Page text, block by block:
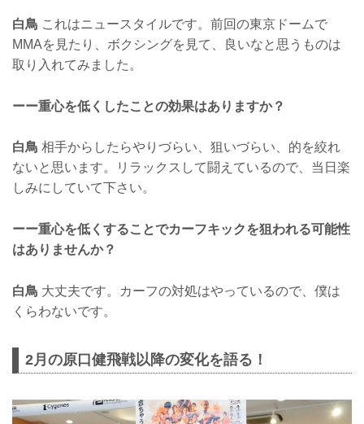
白鳥 これはニュースタイルです。前回の東京ドームで
MMAを見たり、ボクシングを見て、良いなと思うものは
取り入れてみました。
ーー重心を低くしたことの効果はありますか？
白鳥 相手からしたらやりづらい、狙いづらい、的を絞れ
ないと思います。リラックスして闘えているので、当日楽
しみにしていて下さい。
ーー重心を低くすることでカーフキックを狙われる可能性
はありませんか？
白鳥 大丈夫です。カーフの対処はやっているので、僕は
くらわないです。
2月の原口健飛戦以降の変化を語る！